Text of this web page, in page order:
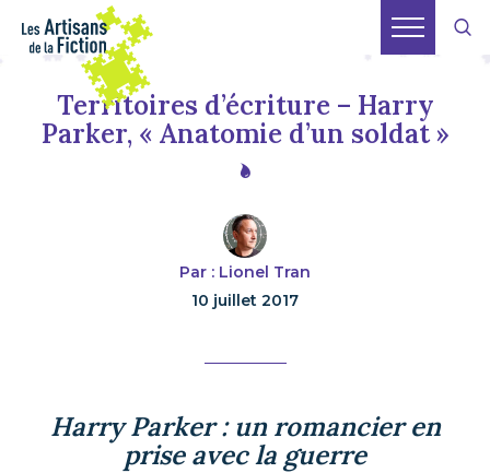
Territoires d’écriture – Harry
Parker, « Anatomie d’un soldat »
Par : Lionel Tran
10 juillet 2017
Harry Parker : un romancier en
prise avec la guerre